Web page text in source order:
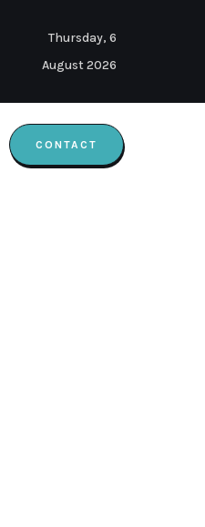
Thursday, 6
August 2026
CONTACT